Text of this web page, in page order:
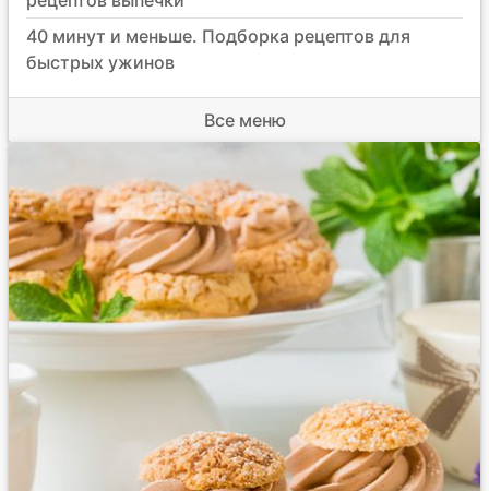
40 минут и меньше. Подборка рецептов для
быстрых ужинов
Все меню